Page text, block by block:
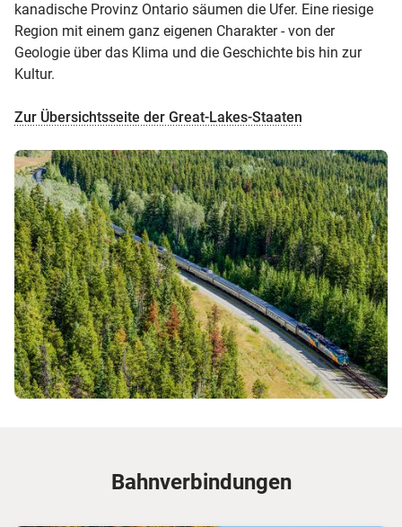
kanadische Provinz Ontario säumen die Ufer. Eine riesige
Region mit einem ganz eigenen Charakter - von der
Geologie über das Klima und die Geschichte bis hin zur
Kultur.
Zur Übersichtsseite der Great-Lakes-Staaten
Bahnverbindungen